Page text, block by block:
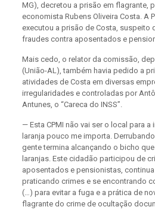
MG), decretou a prisão em flagrante,
economista Rubens Oliveira Costa. A
executou a prisão de Costa, suspeito
fraudes contra aposentados e
Mais cedo, o relator da comissão,
(União-AL), também havia pedido a
atividades de Costa em diversas
irregularidades e controladas por
Antunes, o “Careca do INSS”.
— Esta CPMI não vai ser o local para a
laranja pouco me importa.
gente termina alcançando o bicho
laranjas. Este cidadão participou de
aposentados e pensionistas,
praticando crimes e se encontrando
(…) para evitar a fuga e a prática de
flagrante do crime de ocultação